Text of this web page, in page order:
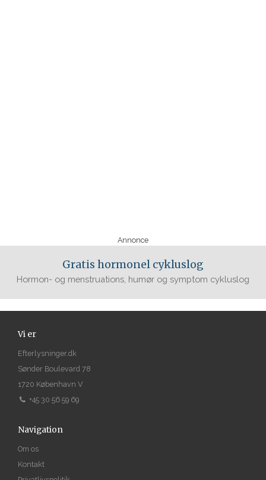
Annonce
Gratis hormonel cykluslog
Hormon- og menstruations, humør og symptom cykluslog
Vi er
Efterlysninger.dk
Sønder Boulevard 78
1720 København V
+45 30 56 59 69
Navigation
Om os
Kontakt